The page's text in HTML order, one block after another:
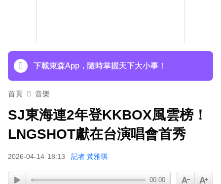
下載東森App，隨時掌握天下大小事！
首頁 音樂
SJ東海連2年登KKBOX風雲榜！
LNGSHOT獻在台演唱會首秀
2026-04-14 18:13 記者 黃雅琪
00:00